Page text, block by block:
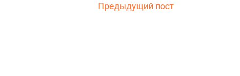
Предыдущий пост